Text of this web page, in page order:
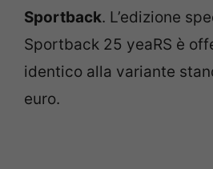
Sportback. L’edizione
Sportback 25 yeaRS è
identico alla variante
euro.